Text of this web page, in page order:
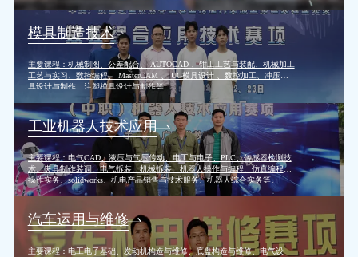
模具制造技术
主要课程：机械制图、公差配合、 AUTOCAD 、钳工工艺与装配、机械加工
工艺与实习、数控编程、 MasterCAM 、 UG模具设计 、数控加工、冲压模
具设计与制作、注塑模具设计与制作等。
工业机器人技术应用
主要课程：电气CAD、液压与气压传动、电工与电子、PLC、传感器检测技
术、夹具制作装调、电气拆装、机械拆装、机器人操作与编程、仿真编程、
操作实务、solidworks、机电产品销售与技术服务、机器人综合实务等。
汽车运用与维修
主要课程：电工电子基础、发动机构造与维修、底盘构造与维修、电气设